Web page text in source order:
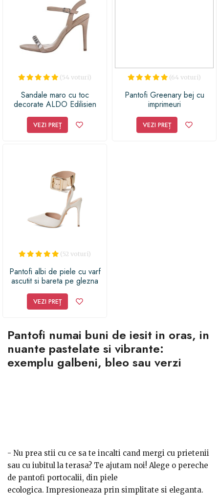
(54 voturi)
Sandale maro cu toc
decorate ALDO Edilisien
VEZI PREȚ
(64 voturi)
Pantofi Greenary bej cu
imprimeuri
VEZI PREȚ
(52 voturi)
Pantofi albi de piele cu varf
ascutit si bareta pe glezna
VEZI PREȚ
Pantofi numai buni de iesit in oras, in
nuante pastelate si vibrante:
exemplu galbeni, bleo sau verzi
- Nu prea stii cu ce sa te incalti cand mergi cu prietenii
sau cu iubitul la terasa? Te ajutam noi! Alege o pereche
de pantofi portocalii, din piele
ecologica. Impresioneaza prin simplitate si eleganta.